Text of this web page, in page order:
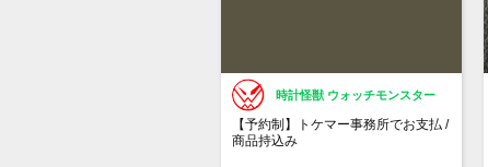
時計怪獣 ウォッチモンスター
【予約制】トケマー事務所でお支払 /
商品持込み